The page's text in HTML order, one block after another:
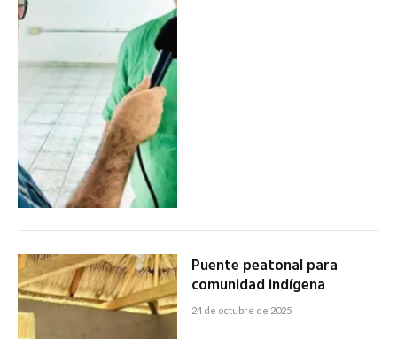
Puente peatonal para
comunidad indígena
24 de octubre de 2025